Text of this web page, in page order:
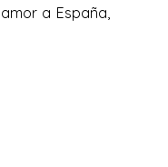
a España,